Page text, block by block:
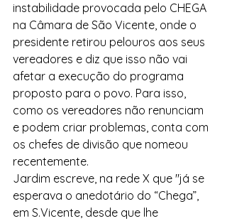
instabilidade provocada pelo CHEGA
na Câmara de São Vicente, onde o
presidente retirou pelouros aos seus
vereadores e diz que isso não vai
afetar a execução do programa
proposto para o povo. Para isso,
como os vereadores não renunciam
e podem criar problemas, conta com
os chefes de divisão que nomeou
recentemente.
Jardim escreve, na rede X que "já se
esperava o anedotário do “Chega”,
em S.Vicente, desde que lhe